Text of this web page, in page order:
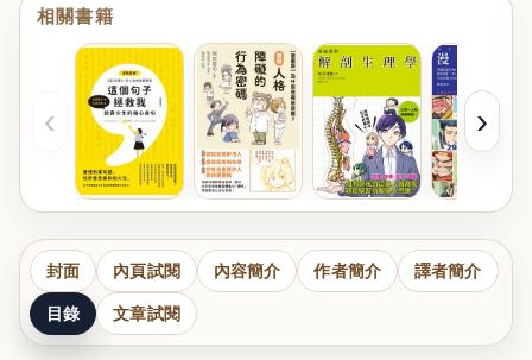
相關書籍
‹ ›
封面 內頁試閱 內容簡介 作者簡介 譯者簡介
目錄 文章試閱